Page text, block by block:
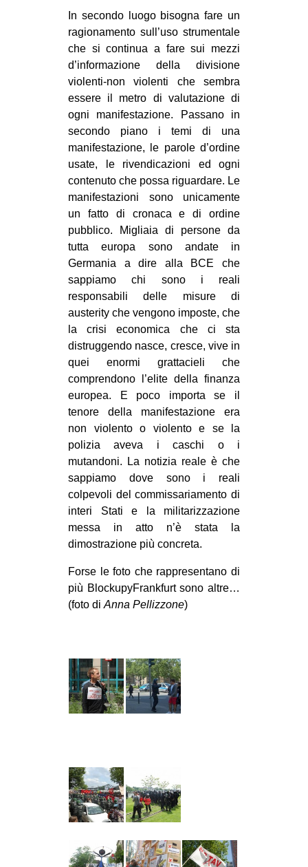
In secondo luogo bisogna fare un
ragionamento sull’uso strumentale
che si continua a fare sui mezzi
d’informazione della divisione
violenti-non violenti che sembra
essere il metro di valutazione di
ogni manifestazione. Passano in
secondo piano i temi di una
manifestazione, le parole d’ordine
usate, le rivendicazioni ed ogni
contenuto che possa riguardare. Le
manifestazioni sono unicamente
un fatto di cronaca e di ordine
pubblico. Migliaia di persone da
tutta europa sono andate in
Germania a dire alla BCE che
sappiamo chi sono i reali
responsabili delle misure di
austerity che vengono imposte, che
la crisi economica che ci sta
distruggendo nasce, cresce, vive in
quei enormi grattacieli che
comprendono l’elite della finanza
europea. E poco importa se il
tenore della manifestazione era
non violento o violento e se la
polizia aveva i caschi o i
mutandoni. La notizia reale è che
sappiamo dove sono i reali
colpevoli del commissariamento di
interi Stati e la militarizzazione
messa in atto n’è stata la
dimostrazione più concreta.
Forse le foto che rappresentano di
più BlockupyFrankfurt sono altre…
(foto di Anna Pellizzone)